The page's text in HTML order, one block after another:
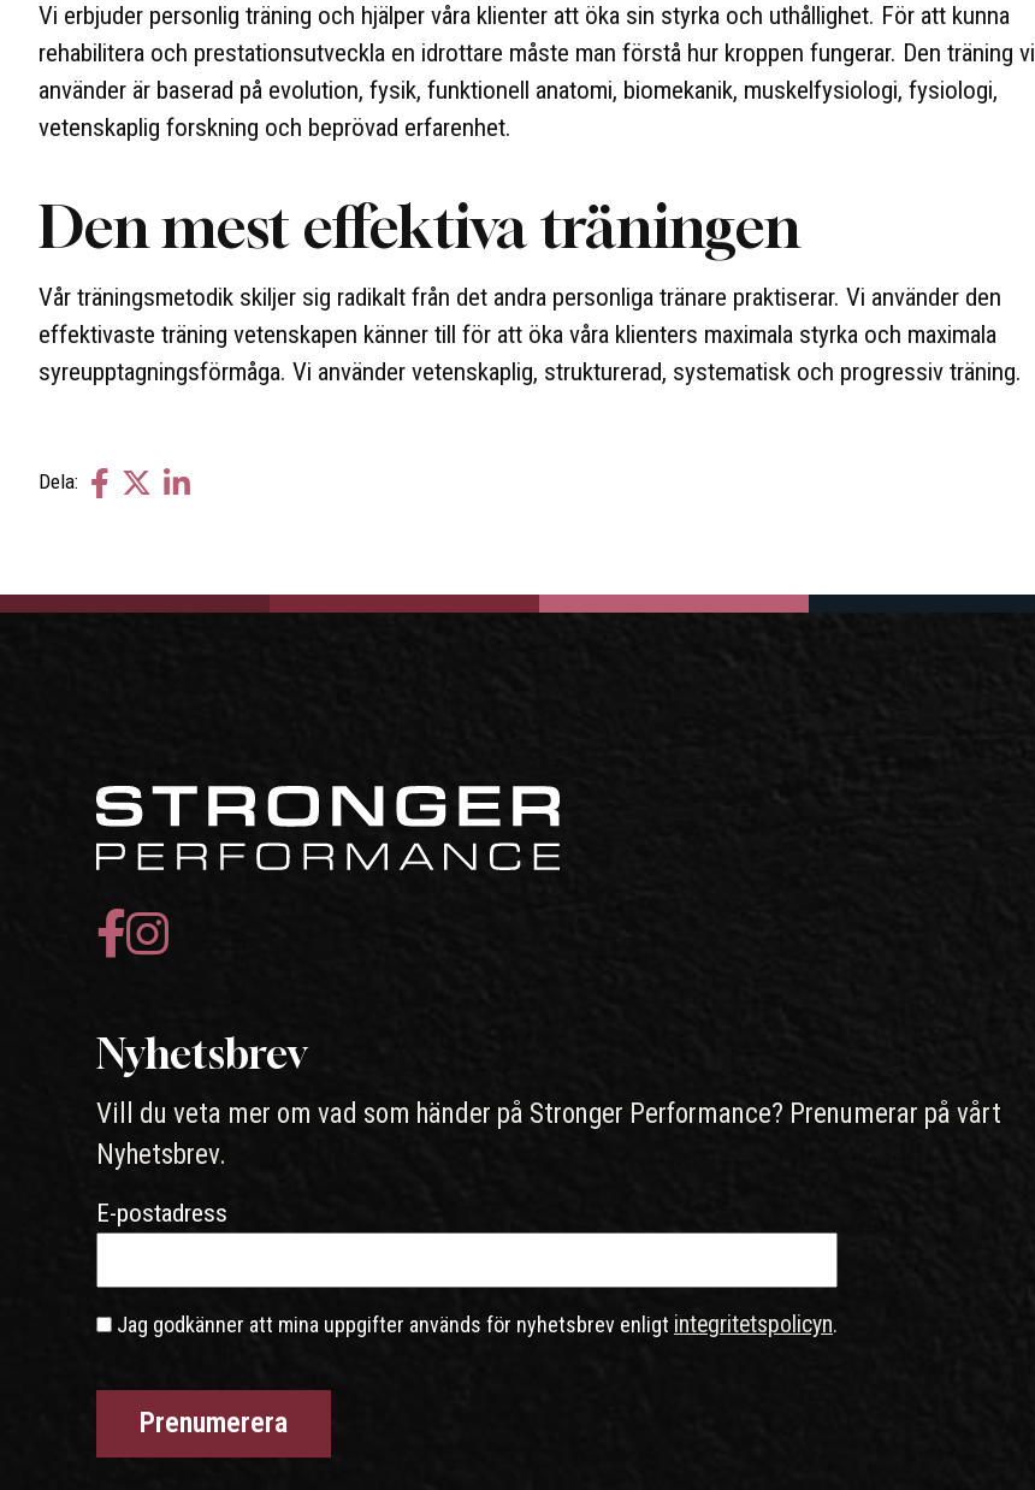
Vi erbjuder personlig träning och hjälper våra klienter att öka sin styrka och uthållighet. För att kunna
rehabilitera och prestationsutveckla en idrottare måste man förstå hur kroppen fungerar. Den träning vi
använder är baserad på evolution, fysik, funktionell anatomi, biomekanik, muskelfysiologi, fysiologi,
vetenskaplig forskning och beprövad erfarenhet.
Den mest effektiva träningen
Vår träningsmetodik skiljer sig radikalt från det andra personliga tränare praktiserar. Vi använder den
effektivaste träning vetenskapen känner till för att öka våra klienters maximala styrka och maximala
syreupptagningsförmåga. Vi använder vetenskaplig, strukturerad, systematisk och progressiv träning.
Dela:
Dela
DelaDela
Nyhetsbrev
Vill du veta mer om vad som händer på Stronger Performance? Prenumerar på vårt
Nyhetsbrev.
E-postadress
Jag godkänner att mina uppgifter används för nyhetsbrev enligt integritetspolicyn.